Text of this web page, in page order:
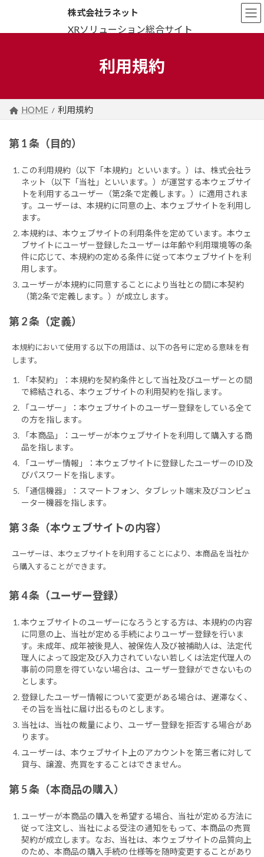
株式会社ラネット
利用規約
HOME 利用規約
第 1 条（目的）
この利用規約（以下「本規約」といいます。）は、株式会社ラ
ネット（以下「当社」といいます。）が運営する本ウェブサイ
トを利用するユーザー（第2条で定義します。）に適用されま
す。ユーザーは、本規約に同意の上、本ウェブサイトを利用し
ます。
本規約は、本ウェブサイトの利用条件を定めています。本ウェ
ブサイトにユーザー登録したユーザーは年齢や利用環境等の条
件に応じて、本規約の定める条件に従って本ウェブサイトを利
用します。
ユーザーが本規約に同意することにより当社との間に本契約
（第2条で定義します。）が成立します。
第 2 条（定義）
本規約において使用する以下の用語は、以下の各号に定める意味を有
します。
「本契約」：本規約を契約条件として当社及びユーザーとの間
で締結される、本ウェブサイトの利用契約を指します。
「ユーザー」：本ウェブサイトのユーザー登録をしている全て
の方を指します。
「本商品」：ユーザーが本ウェブサイトを利用して購入する商
品を指します。
「ユーザー情報」：本ウェブサイトに登録したユーザーのID及
びパスワードを指します。
「通信機器」：スマートフォン、タブレット端末及びコンピュ
ーター機器を指します。
第 3 条（本ウェブサイトの内容）
ユーザーは、本ウェブサイトを利用することにより、本商品を当社か
ら購入することができます。
第 4 条（ユーザー登録）
本ウェブサイトのユーザーになろうとする方は、本規約の内容
に同意の上、当社が定める手続によりユーザー登録を行いま
す。未成年、成年被後見人、被保佐人及び被補助人は、法定代
理人によって設定及び入力されていない若しくは法定代理人の
事前の同意を得ていない場合は、ユーザー登録ができないもの
とします。
登録したユーザー情報について変更がある場合は、遅滞なく、
その旨を当社に届け出るものとします。
当社は、当社の裁量により、ユーザー登録を拒否する場合があ
ります。
ユーザーは、本ウェブサイト上のアカウントを第三者に対して
貸与、譲渡、売買をすることはできません。
第 5 条（本商品の購入）
ユーザーが本商品の購入を希望する場合、当社が定める方法に
従って注文し、当社による受注の通知をもって、本商品の売買
契約が成立します。なお、当社は、本ウェブサイトの品質向上
のため、本商品の購入手続の仕様等を随時変更することがあり